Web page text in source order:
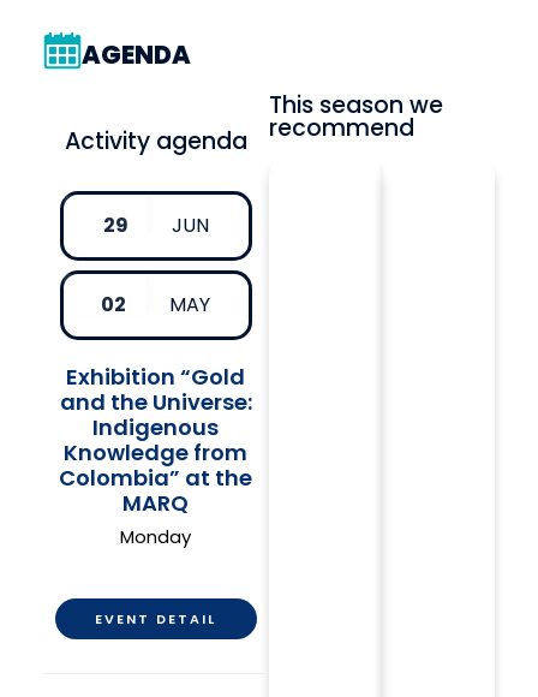
AGENDA
This season we
recommend
Activity agenda
29 JUN
02 MAY
Exhibition “Gold
and the Universe:
Indigenous
Knowledge from
Colombia” at the
MARQ
Monday
EVENT DETAIL